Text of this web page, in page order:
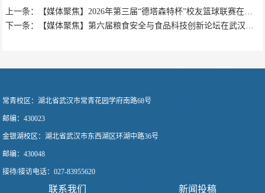
上一条：【媒体聚焦】2026年第三届“德塔森特杯”校友篮球联赛在轻工大闭幕
下一条：【媒体聚焦】第六届粮食安全与食品科技创新论坛在武汉举行
常青校区：湖北省武汉市常青花园学府南路68号
邮编：430023
金银湖校区：湖北省武汉市东西湖区环湖中路36号
邮编：430048
接待/接访电话：027-83955620
联系我们 新闻投稿